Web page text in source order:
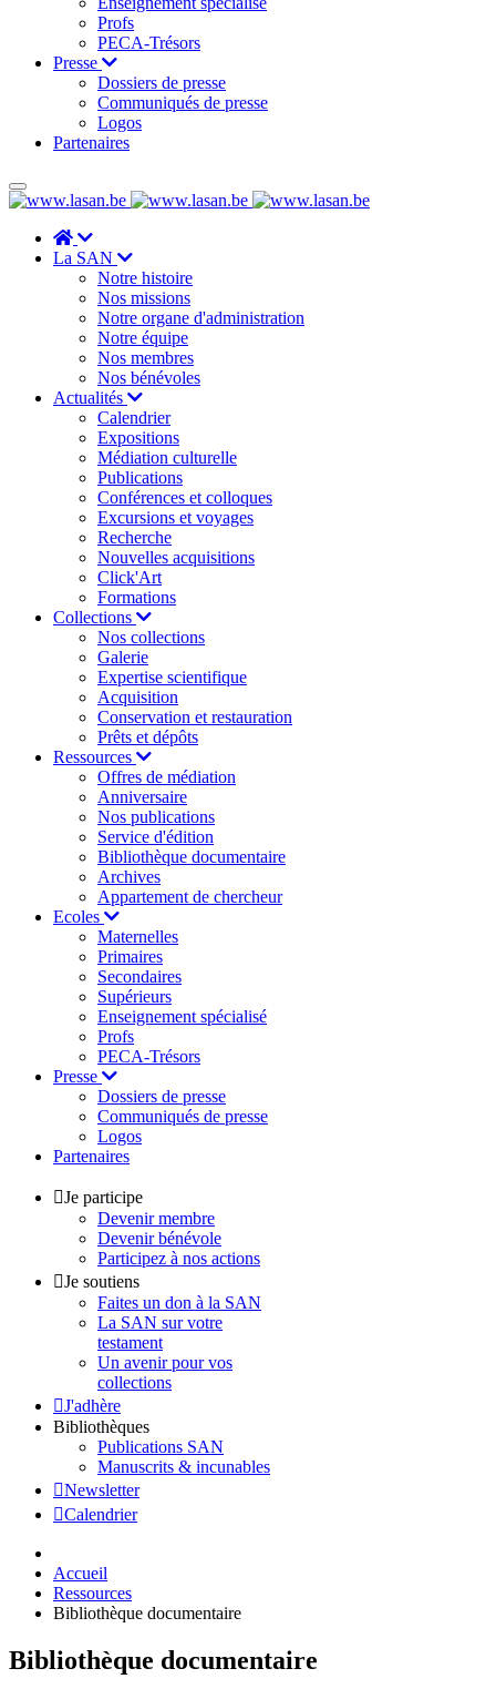
Profs
PECA-Trésors
Presse
Dossiers de presse
Communiqués de presse
Logos
Partenaires
La SAN
Notre histoire
Nos missions
Notre organe d'administration
Notre équipe
Nos membres
Nos bénévoles
Actualités
Calendrier
Expositions
Médiation culturelle
Publications
Conférences et colloques
Excursions et voyages
Recherche
Nouvelles acquisitions
Click'Art
Formations
Collections
Nos collections
Galerie
Expertise scientifique
Acquisition
Conservation et restauration
Prêts et dépôts
Ressources
Offres de médiation
Anniversaire
Nos publications
Service d'édition
Bibliothèque documentaire
Archives
Appartement de chercheur
Ecoles
Maternelles
Primaires
Secondaires
Supérieurs
Enseignement spécialisé
Profs
PECA-Trésors
Presse
Dossiers de presse
Communiqués de presse
Logos
Partenaires
Je participe
Devenir membre
Devenir bénévole
Participez à nos actions
Je soutiens
Faites un don à la SAN
La SAN sur votre
testament
Un avenir pour vos
collections
J'adhère
Bibliothèques
Publications SAN
Manuscrits & incunables
Newsletter
Calendrier
Accueil
Ressources
Bibliothèque documentaire
Bibliothèque documentaire